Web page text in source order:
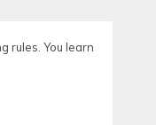
rules. You learn